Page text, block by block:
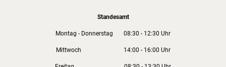
Standesamt
Montag - Donnerstag 08:30 - 12:30 Uhr
Mittwoch 14:00 - 16:00 Uhr